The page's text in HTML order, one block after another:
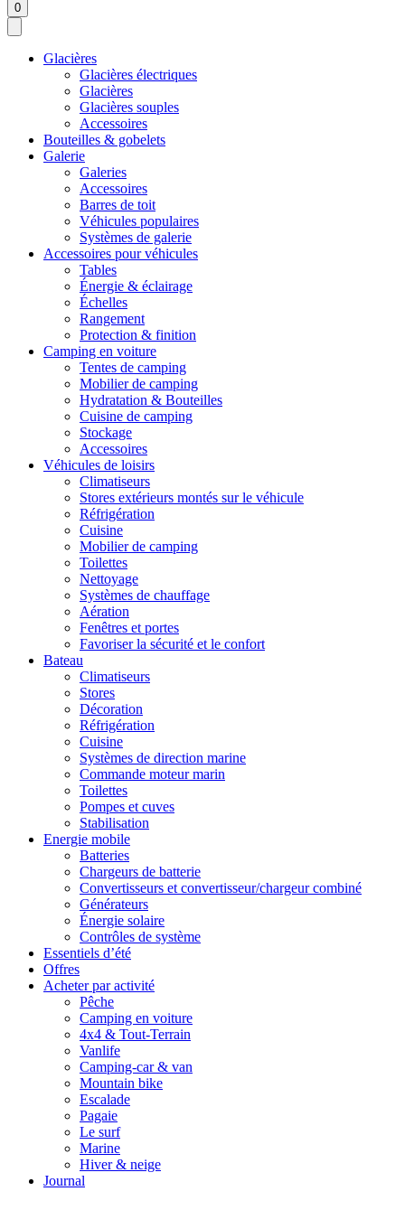
0
Glacières
Glacières électriques
Glacières
Glacières souples
Accessoires
Bouteilles & gobelets
Galerie
Galeries
Accessoires
Barres de toit
Véhicules populaires
Systèmes de galerie
Accessoires pour véhicules
Tables
Énergie & éclairage
Échelles
Rangement
Protection & finition
Camping en voiture
Tentes de camping
Mobilier de camping
Hydratation & Bouteilles
Cuisine de camping
Stockage
Accessoires
Véhicules de loisirs
Climatiseurs
Stores extérieurs montés sur le véhicule
Réfrigération
Cuisine
Mobilier de camping
Toilettes
Nettoyage
Systèmes de chauffage
Aération
Fenêtres et portes
Favoriser la sécurité et le confort
Bateau
Climatiseurs
Stores
Décoration
Réfrigération
Cuisine
Systèmes de direction marine
Commande moteur marin
Toilettes
Pompes et cuves
Stabilisation
Energie mobile
Batteries
Chargeurs de batterie
Convertisseurs et convertisseur/chargeur combiné
Générateurs
Énergie solaire
Contrôles de système
Essentiels d’été
Offres
Acheter par activité
Pêche
Camping en voiture
4x4 & Tout-Terrain
Vanlife
Camping-car & van
Mountain bike
Escalade
Pagaie
Le surf
Marine
Hiver & neige
Journal